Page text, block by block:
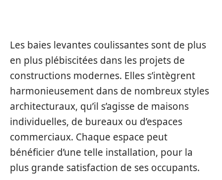
Les baies levantes coulissantes sont de plus
en plus plébiscitées dans les projets de
constructions modernes. Elles s’intègrent
harmonieusement dans de nombreux styles
architecturaux, qu’il s’agisse de maisons
individuelles, de bureaux ou d’espaces
commerciaux. Chaque espace peut
bénéficier d’une telle installation, pour la
plus grande satisfaction de ses occupants.